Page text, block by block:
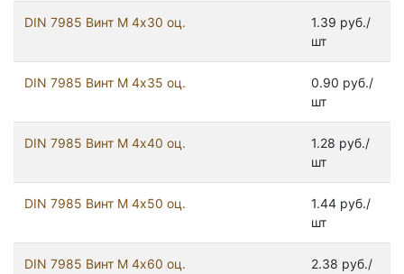
DIN 7985 Винт М 4х30 оц.
1.39 руб./
шт
DIN 7985 Винт М 4х35 оц.
0.90 руб./
шт
DIN 7985 Винт М 4х40 оц.
1.28 руб./
шт
DIN 7985 Винт М 4х50 оц.
1.44 руб./
шт
DIN 7985 Винт М 4х60 оц.
2.38 руб./